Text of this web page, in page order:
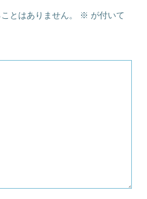
とはありません。 ※ が付いて